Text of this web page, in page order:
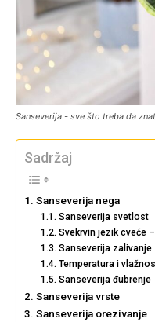
Sanseverija - sve što treba da
Sadržaj
Sanseverija nega
Sanseverija svetlost
Svekrvin jezik cveće
Sanseverija zalivanje
Temperatura i
Sanseverija đubrenje
Sanseverija vrste
Sanseverija orezivanje